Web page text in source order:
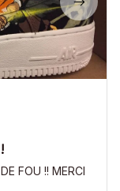
FOU !! MERCI